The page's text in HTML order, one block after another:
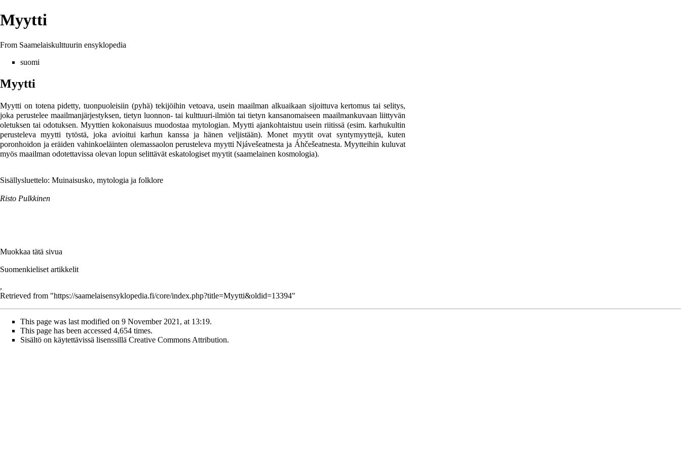
Myytti
From Saamelaiskulttuurin ensyklopedia
suomi
Myytti
Myytti on totena pidetty, tuonpuoleisiin (pyhä) tekijöihin vetoava, usein maailman alkuaikaan sijoittuva kertomus tai selitys,
joka perustelee maailmanjärjestyksen, tietyn luonnon- tai kulttuuri-ilmiön tai tietyn kansanomaiseen maailmankuvaan liittyvän
oletuksen tai odotuksen. Myyttien kokonaisuus muodostaa mytologian. Myytti ajankohtaistuu usein riitissä (esim.karhukultin
perusteleva myytti tytöstä, joka avioitui karhun kanssa ja hänen veljistään). Monet myytit ovat syntymyyttejä, kuten
poronhoidon ja eräiden vahinkoeläinten olemassaolon perusteleva myyttiNjávešeatnesta ja Áhčešeatnesta. Myytteihin kuluvat
myös maailman odotettavissa olevan lopun selittävät eskatologiset myytit (saamelainen kosmologia).
Sisällysluettelo: Muinaisusko, mytologia ja folklore
Risto Pulkkinen
Muokkaa tätä sivua
Suomenkieliset artikkelit
,
Retrieved from "https://saamelaisensyklopedia.fi/core/index.php?title=Myytti&oldid=13394"
This page was last modified on 9 November 2021, at 13:19.
This page has been accessed 4,654 times.
Sisältö on käytettävissä lisenssillä Creative Commons Attribution.